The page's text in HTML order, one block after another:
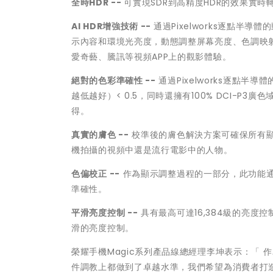
AI HDR增強技術 -- 通過Pixelworks逐點半導體的
示內容和環境光亮度，動態調整屏幕亮度、色調
愛奇藝、騰訊等視頻APP上的觀影體驗。
絕對的色彩準確性 -- 通過Pixelworks逐點半導體
越低越好）< 0.5，同時還擁有100% DCI-P3廣色
得。
真實的膚色 -- 校準後的膚色解決方案可確保所有
機拍攝的視頻中還是流行電影中的人物。
色偏校正 -- 作為顯示調整過程的一部分，此功能
準確性。
平滑亮度控制 -- 具有最高可達16,384級的亮度控
滑的亮度控制。
榮耀手機Magic系列產品線總經理李坤表示：「
件調教上都做到了卓越水準，我們希望為消費者